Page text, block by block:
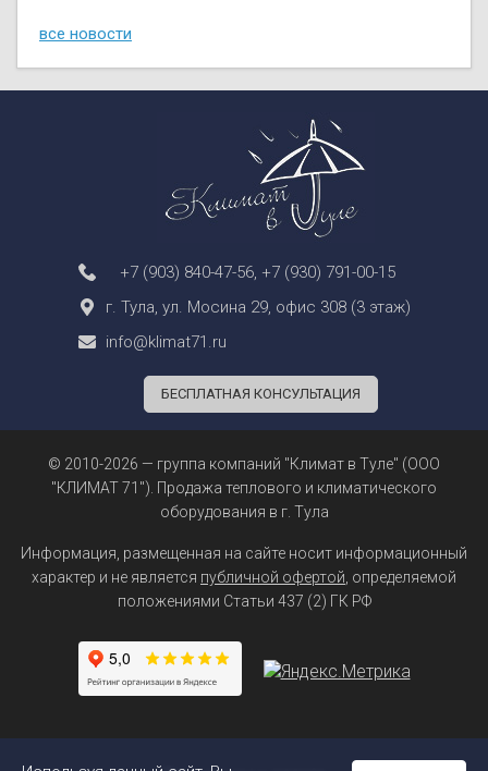
все новости
+7 (903) 840-47-56 +7 (930) 791-00-15
г. Тула, ул. Мосина 29, офис 308 (3 этаж)
info@klimat71.ru
БЕСПЛАТНАЯ КОНСУЛЬТАЦИЯ
© 2010-2026 — группа компаний "Климат в Туле" (ООО
"КЛИМАТ 71"). Продажа теплового и климатического
оборудования в г. Тула
Информация, размещенная на сайте носит информационный
характер и не является публичной офертой , определяемой
положениями Статьи 437 (2) ГК РФ